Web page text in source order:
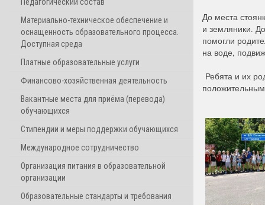
Материально-техническое обеспечение и
оснащенность образовательного процесса.
Доступная среда
Платные образовательные услуги
Финансово-хозяйственная деятельность
Вакантные места для приёма (перевода)
обучающихся
Стипендии и меры поддержки обучающихся
Международное сотрудничество
Организация питания в образовательной
организации
Образовательные стандарты и требования
До места
и земляники.
помогли
на воде,
Ребята и их